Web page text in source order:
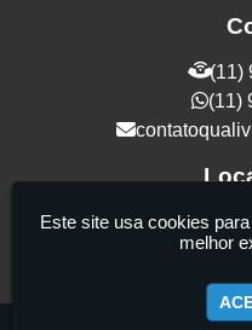
(11)
(11)
Rua Samurais,
Paulo / SP
Este site usa cookies
melhor